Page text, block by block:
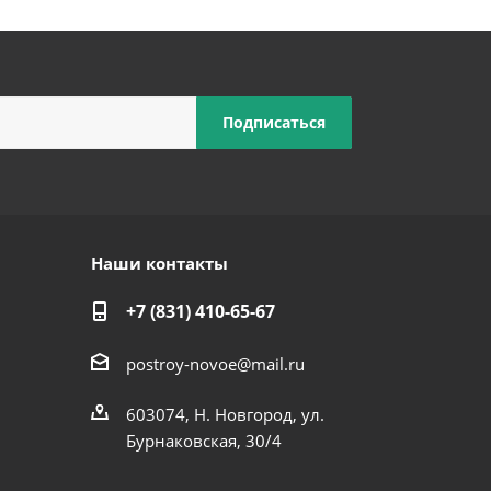
Наши контакты
+7 (831) 410-65-67
postroy-novoe@mail.ru
603074, Н. Новгород, ул.
Бурнаковская, 30/4